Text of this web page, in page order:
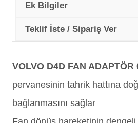
Ek Bilgiler
Teklif İste / Sipariş Ver
VOLVO D4D FAN ADAPTÖR
pervanesinin tahrik hattına
bağlanmasını sağlar